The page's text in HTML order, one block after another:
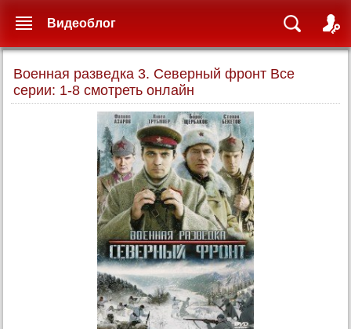
Военная разведка 3. Северный фронт Все
серии: 1-8 смотреть онлайн
Видеоблог